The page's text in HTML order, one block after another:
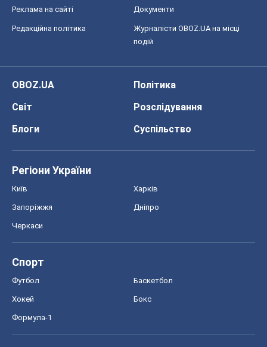
Реклама на сайті Документи
Редакційна політика
Журналісти OBOZ.UA на місці
подій
OBOZ.UA
Політика
Світ
Розслідування
Блоги
Суспільство
Регіони України
Київ Харків
Запоріжжя Дніпро
Черкаси
Спорт
Футбол Баскетбол
Хокей Бокс
Формула-1